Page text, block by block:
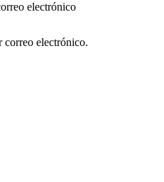
electrónico
correo electrónico.